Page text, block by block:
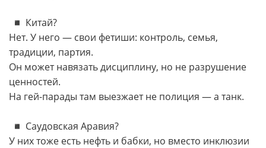
◾️ Китай?
Нет. У него — свои фетиши: контроль, семья,
традиции, партия.
Он может навязать дисциплину, но не разрушение
ценностей.
На гей-парады там выезжает не полиция — а танк.
◾️ Саудовская Аравия?
У них тоже есть нефть и бабки, но вместо инклюзии